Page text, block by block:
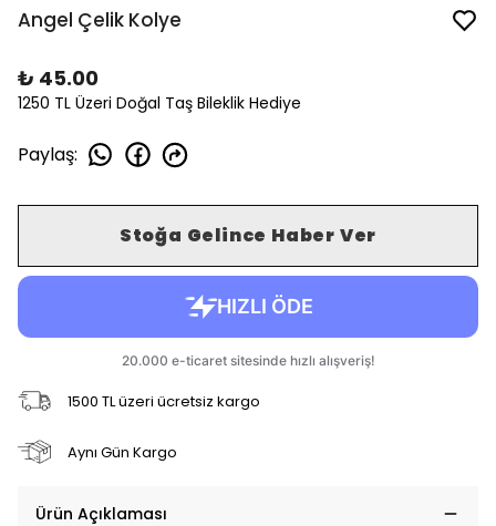
Angel Çelik Kolye
₺ 45.00
1250 TL Üzeri Doğal Taş Bileklik Hediye
Paylaş:
Stoğa Gelince Haber Ver
1500 TL üzeri ücretsiz kargo
Aynı Gün Kargo
Ürün Açıklaması